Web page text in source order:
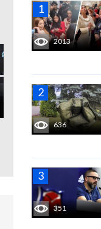
2013
636
351